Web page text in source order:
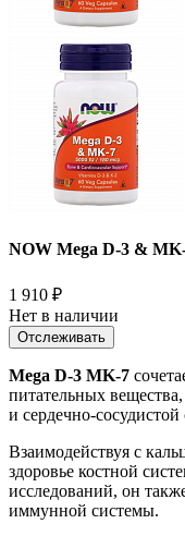
NOW Mega D-3 &
1 910 ₽
Нет в наличии
Отслеживать
Mega D-3 MK-7
питательных
и сердечно-
Взаимодействуя с
здоровье костной
исследований, он
иммунной системы.